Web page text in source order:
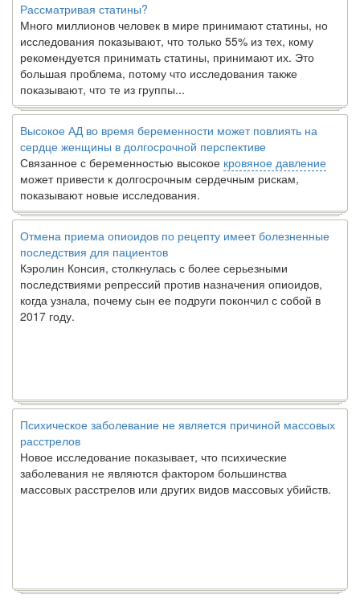
Рассматривая статины?
Много миллионов человек в мире принимают статины, но
исследования показывают, что только 55% из тех, кому
рекомендуется принимать статины, принимают их. Это
большая проблема, потому что исследования также
показывают, что те из группы...
Высокое АД во время беременности может повлиять на
сердце женщины в долгосрочной перспективе
Связанное с беременностью высокое кровяное давление
может привести к долгосрочным сердечным рискам,
показывают новые исследования.
Отмена приема опиоидов по рецепту имеет болезненные
последствия для пациентов
Кэролин Консия, столкнулась с более серьезными
последствиями репрессий против назначения опиоидов,
когда узнала, почему сын ее подруги покончил с собой в
2017 году.
Психическое заболевание не является причиной массовых
расстрелов
Новое исследование показывает, что психические
заболевания не являются фактором большинства
массовых расстрелов или других видов массовых убийств.